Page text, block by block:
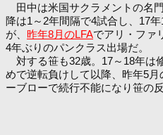
田中は米国サクラメントの名
降は1～2年間隔で4試合し、17
が、 昨年8月のLFAでアリ・ファ
4年ぶりのパンクラス出場だ。
対する笹も32歳。17～18年は
めで逆転負けして以降、昨年5月
ーブローで続行不能になり笹の